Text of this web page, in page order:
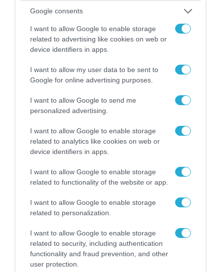
Google consents
I want to allow Google to enable storage
related to advertising like cookies on web or
device identifiers in apps.
I want to allow my user data to be sent to
Google for online advertising purposes.
I want to allow Google to send me
personalized advertising.
I want to allow Google to enable storage
related to analytics like cookies on web or
device identifiers in apps.
I want to allow Google to enable storage
related to functionality of the website or app.
I want to allow Google to enable storage
related to personalization.
I want to allow Google to enable storage
related to security, including authentication
functionality and fraud prevention, and other
user protection.
06.08.2026 | 14:02
«Επιχείρηση ελεύθερα πεζοδρόμια» στην
Αθήνα: Απομακρύνθηκαν παράνομα
αντικείμενα από κοινόχρηστους χώρους
06.08.2026 | 09:03
«Οι εντελώς αθώοι»: Η ανάρτηση του Αρκά για
τα ζώα που χάθηκαν στις πυρκαγιές της
Αττικής (φωτο)